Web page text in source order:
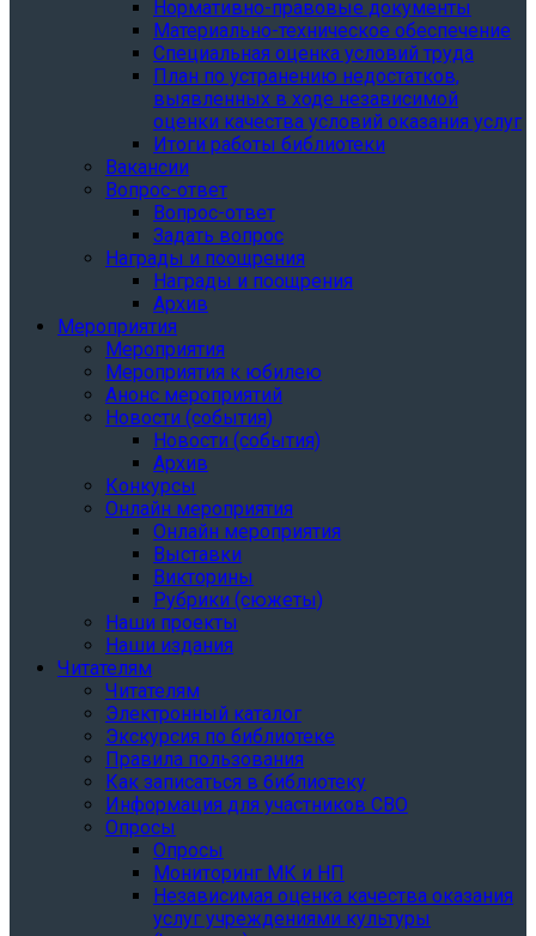
Нормативно-правовые документы
Материально-техническое обеспечение
Специальная оценка условий труда
План по устранению недостатков,
выявленных в ходе независимой
оценки качества условий оказания услуг
Итоги работы библиотеки
Вакансии
Вопрос-ответ
Вопрос-ответ
Задать вопрос
Награды и поощрения
Награды и поощрения
Архив
Мероприятия
Мероприятия
Мероприятия к юбилею
Анонс мероприятий
Новости (события)
Новости (события)
Архив
Конкурсы
Онлайн мероприятия
Онлайн мероприятия
Выставки
Викторины
Рубрики (сюжеты)
Наши проекты
Наши издания
Читателям
Читателям
Электронный каталог
Экскурсия по библиотеке
Правила пользования
Как записаться в библиотеку
Информация для участников СВО
Опросы
Опросы
Мониторинг МК и НП
Независимая оценка качества оказания
услуг учреждениями культуры